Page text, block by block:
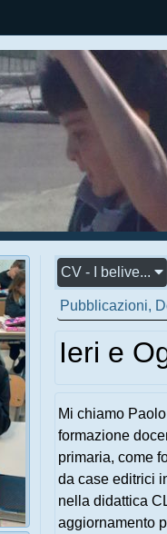
CV - I belive...
Pubblicazioni,
Ieri e
Mi chiamo
formazione
primaria, come
da case editrici
nella didattica
aggiornamento